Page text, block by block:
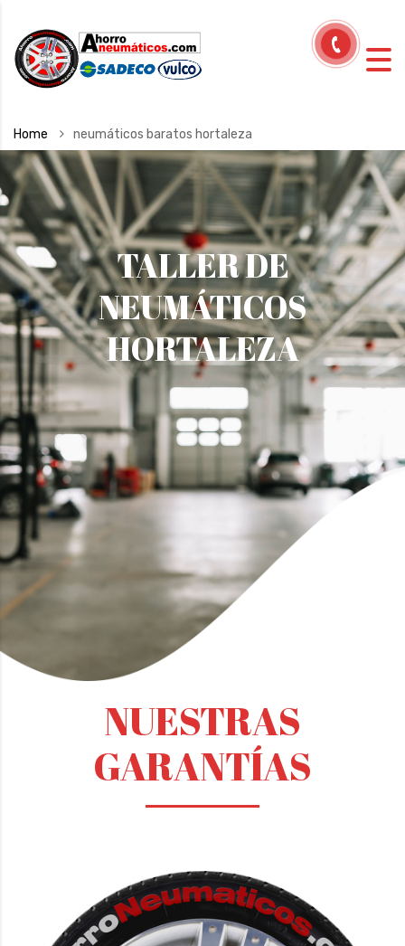
Home neumáticos baratos hortaleza
TALLER DE
NEUMÁTICOS
HORTALEZA
NUESTRAS
GARANTÍAS